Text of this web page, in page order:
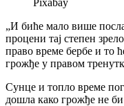
„И биће мало више
процени тај степен
право време бербе и то
грожђе у правом
Сунце и топло време
дошла како грожђе не